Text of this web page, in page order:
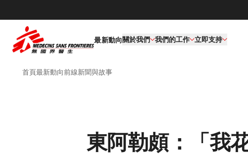
最新動向關於我們 我們的工作​ 立即支持
首頁最新動向前線新聞與故事
東阿勒頗：「我